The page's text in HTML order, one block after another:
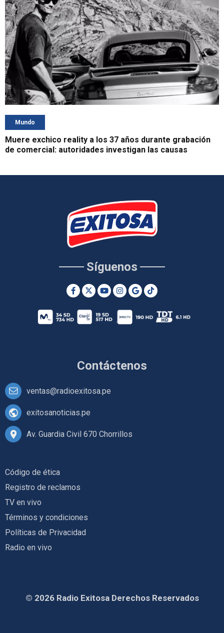
Mundo
Muere exchico reality a los 37 años durante grabación
de comercial: autoridades investigan las causas
Contáctenos
ventas@radioexitosa.pe
exitosanoticias.pe
Av. Guardia Civil 670 Chorrillos
Síguenos
Código de ética
Registro de reclamos
TV en vivo
Términos y condiciones
Políticas de Privacidad
Radio en vivo
© 2026 Radio Exitosa Derechos Reservados